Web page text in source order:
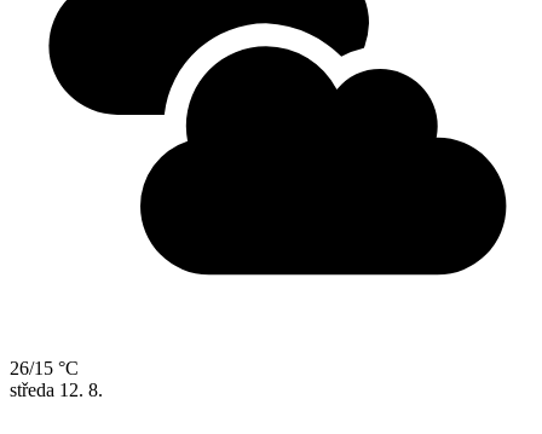
26/15 °C
středa 12. 8.